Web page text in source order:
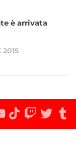
è arrivata
2015